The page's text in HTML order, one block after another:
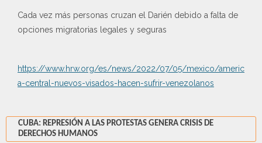
Cada vez más personas cruzan el Darién debido a falta de
opciones migratorias legales y seguras
https://www.hrw.org/es/news/2022/07/05/mexico/americ
a-central-nuevos-visados-hacen-sufrir-venezolanos
CUBA: REPRESIÓN A LAS PROTESTAS GENERA CRISIS DE
DERECHOS HUMANOS